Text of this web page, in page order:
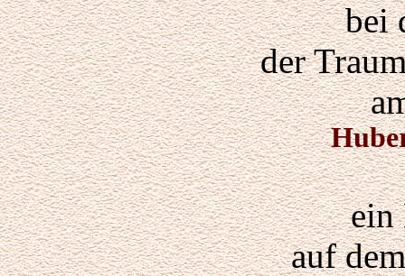
bei
der
ein
auf